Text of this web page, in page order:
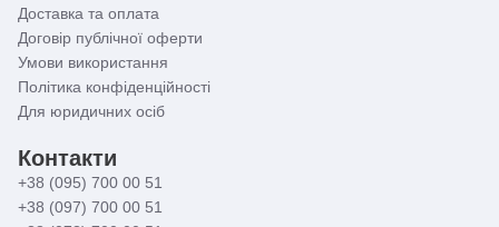
Доставка та оплата
Договір публічної оферти
Умови використання
Політика конфіденційності
Для юридичних осіб
Контакти
+38 (095) 700 00 51
+38 (097) 700 00 51